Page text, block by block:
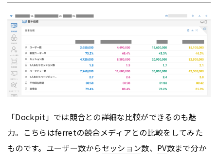
「Dockpit」では競合との詳細な比較ができるのも魅
力。こちらはferretの競合メディアとの比較をしてみた
ものです。ユーザー数からセッション数、 PV数まで分か